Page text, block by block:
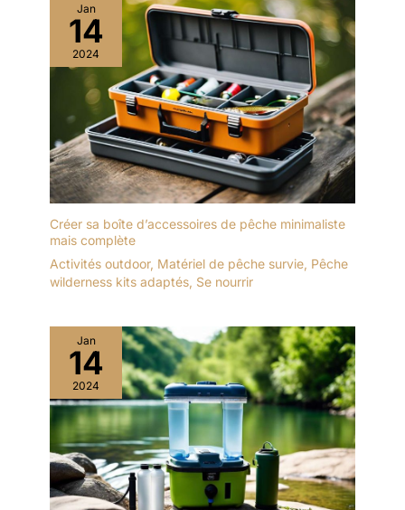
Jan
14
2024
Créer sa boîte d’accessoires de pêche minimaliste
mais complète
Activités outdoor, Matériel de pêche survie, Pêche
wilderness kits adaptés, Se nourrir
Jan
14
2024